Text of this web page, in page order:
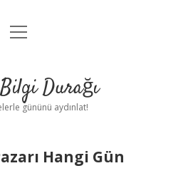
Anasayfa
Uyarı
menüyü
Durağı
gününü aydınlat!
Hangi Gün